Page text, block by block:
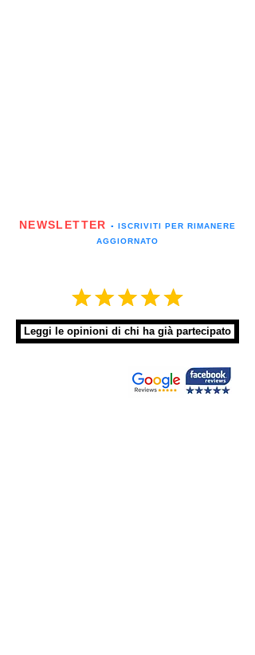
NEWSLETTER
▪️ ISCRIVITI PER RIMANERE
AGGIORNATO
Leggi le opinioni di chi ha già partecipato